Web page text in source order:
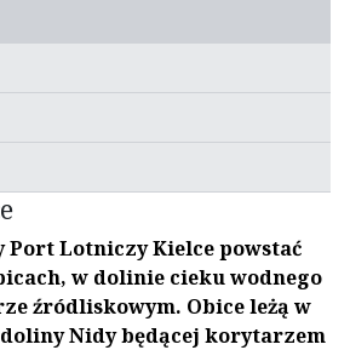
Port Lotniczy Kielce powstać
w dolinie cieku wodnego
źródliskowym. Obice leżą w
Nidy będącej korytarzem